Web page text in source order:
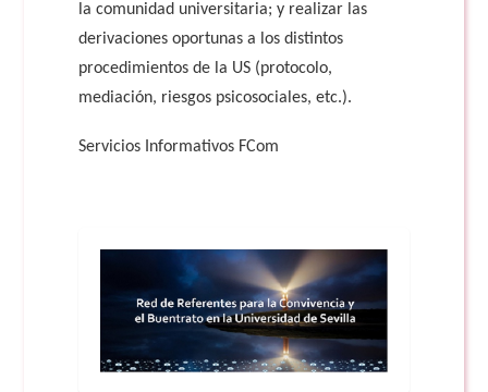
la comunidad universitaria; y realizar las
derivaciones oportunas a los distintos
procedimientos de la US (protocolo,
mediación, riesgos psicosociales, etc.).
Servicios Informativos FCom